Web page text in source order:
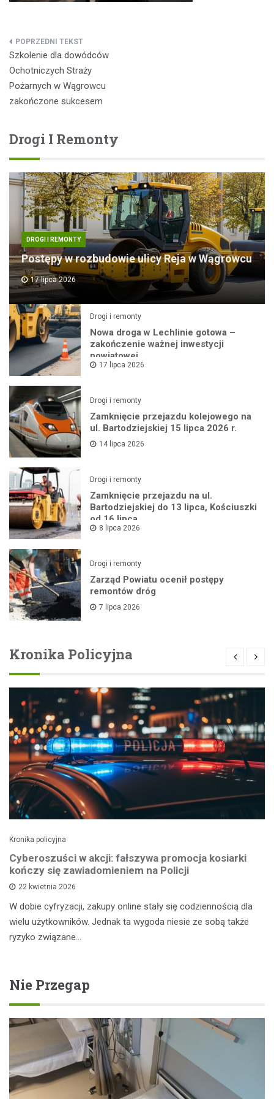
Nawigacja
wpisu
Szkolenie dla dowódców
Ochotniczych Straży
Pożarnych w Wągrowcu
zakończone sukcesem
Drogi I Remonty
DROGI I REMONTY
Postępy w rozbudowie ulicy Reja w Wągrowcu
17 lipca 2026
Drogi i remonty
Nowa droga w Lechlinie gotowa –
zakończenie ważnej inwestycji
powiatowej
17 lipca 2026
Drogi i remonty
Zamknięcie przejazdu kolejowego na
ul. Bartodziejskiej 15 lipca 2026 r.
14 lipca 2026
Drogi i remonty
Zamknięcie przejazdu na ul.
Bartodziejskiej do 13 lipca, Kościuszki
od 16 lipca
8 lipca 2026
Drogi i remonty
Zarząd Powiatu ocenił postępy
remontów dróg
7 lipca 2026
Kronika Policyjna
Kronika policyjna
Cyberoszuści w akcji: fałszywa promocja kosiarki
kończy się zawiadomieniem na Policji
22 kwietnia 2026
W dobie cyfryzacji, zakupy online stały się codziennością dla
wielu użytkowników. Jednak ta wygoda niesie ze sobą także
ryzyko związane…
Nie Przegap